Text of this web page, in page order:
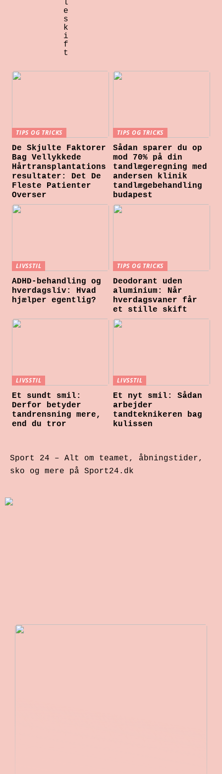
l
e
s
k
i
f
t
TIPS OG TRICKS
De Skjulte Faktorer
Bag Vellykkede
Hårtransplantations
resultater: Det De
Fleste Patienter
Overser
TIPS OG TRICKS
Sådan sparer du op
mod 70% på din
tandlægeregning med
andersen klinik
tandlægebehandling
budapest
LIVSSTIL
ADHD-behandling og
hverdagsliv: Hvad
hjælper egentlig?
TIPS OG TRICKS
Deodorant uden
aluminium: Når
hverdagsvaner får
et stille skift
LIVSSTIL
Et sundt smil:
Derfor betyder
tandrensning mere,
end du tror
LIVSSTIL
Et nyt smil: Sådan
arbejder
tandteknikeren bag
kulissen
Sport 24 – Alt om teamet, åbningstider,
sko og mere på Sport24.dk